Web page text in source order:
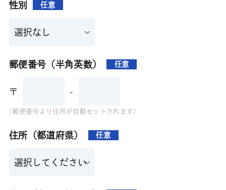
性別 任意
郵便番号（半角英数） 任意
〒 -
(郵便番号より住所が自動セットされます)
住所（都道府県） 任意